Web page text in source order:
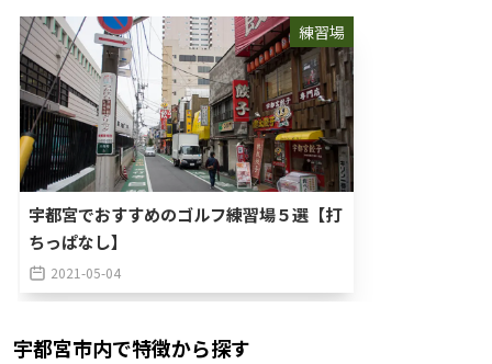
練習場
宇都宮でおすすめのゴルフ練習場５選【打
ちっぱなし】
2021-05-04
宇都宮市内で特徴から探す